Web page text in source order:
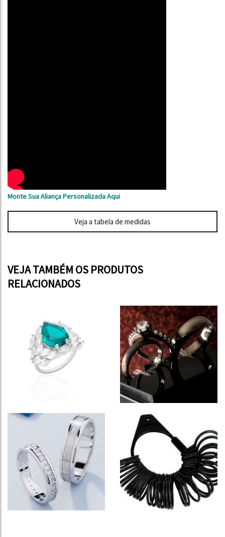
Monte Sua Aliança Personalizada Aqui
Veja a tabela de medidas
VEJA TAMBÉM OS PRODUTOS
RELACIONADOS